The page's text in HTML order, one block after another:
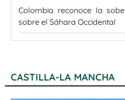
Colombia reconoce la
sobre el Sáhara Occidental
CASTILLA-LA MANCHA